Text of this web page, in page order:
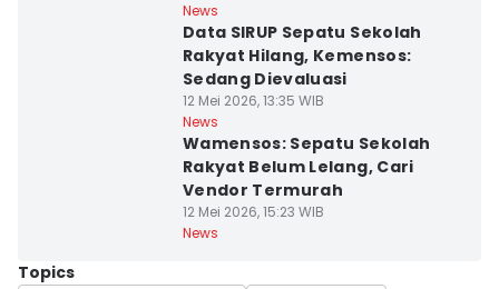
News
Data SIRUP Sepatu Sekolah
Rakyat Hilang, Kemensos:
Sedang Dievaluasi
12 Mei 2026, 13:35 WIB
News
Wamensos: Sepatu Sekolah
Rakyat Belum Lelang, Cari
Vendor Termurah
12 Mei 2026, 15:23 WIB
News
Topics